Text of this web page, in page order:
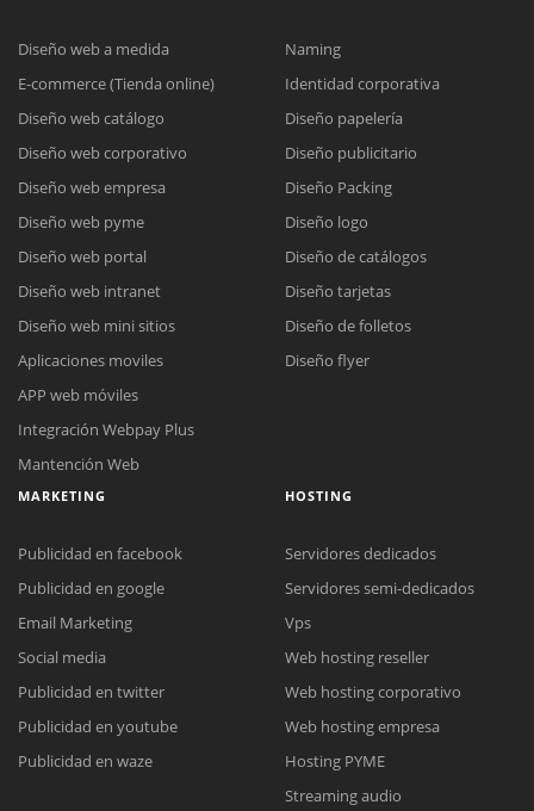
Reunión online
Meet para la reunión online.
Cotización
Chat Online
Todos nuestros ejecutivos están fuera de línea. Complete el formulario
Diseño web a medida
E-commerce (Tienda online)
Diseño web catálogo
Diseño web corporativo
Diseño web empresa
Diseño web pyme
Diseño web portal
Diseño web intranet
Diseño web mini sitios
Aplicaciones moviles
APP web móviles
Integración Webpay Plus
Mantención Web
Naming
Identidad corporativa
Diseño papelería
Diseño publicitario
Diseño Packing
Diseño logo
Diseño de catálogos
Diseño tarjetas
Diseño de folletos
Diseño flyer
MARKETING
Publicidad en facebook
Publicidad en google
Email Marketing
Social media
Publicidad en twitter
Publicidad en youtube
Publicidad en waze
HOSTING
Servidores dedicados
Servidores semi-dedicados
Vps
Web hosting reseller
Web hosting corporativo
Web hosting empresa
Hosting PYME
Streaming audio